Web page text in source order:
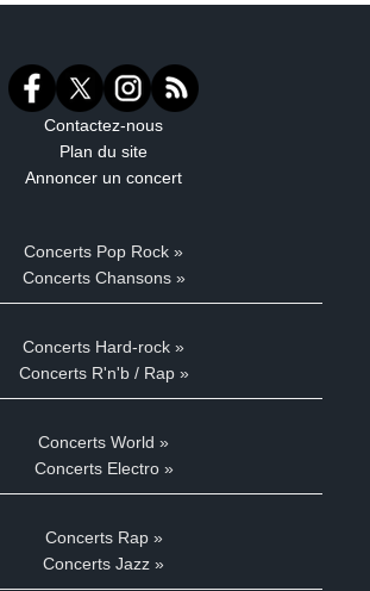
Contactez-nous
Plan du site
Annoncer un concert
Concerts Pop Rock »
Concerts Chansons »
Concerts Hard-rock »
Concerts R'n'b / Rap »
Concerts World »
Concerts Electro »
Concerts Rap »
Concerts Jazz »